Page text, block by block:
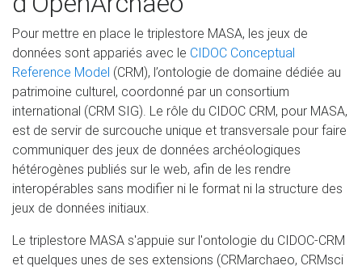
Pour mettre en place le triplestore MASA, les jeux de
données sont appariés avec le CIDOC Conceptual
Reference Model (CRM), l’ontologie de domaine dédiée au
patrimoine culturel, coordonné par un consortium
international (CRM SIG). Le rôle du CIDOC CRM, pour MASA,
est de servir de surcouche unique et transversale pour faire
communiquer des jeux de données archéologiques
hétérogènes publiés sur le web, afin de les rendre
interopérables sans modifier ni le format ni la structure des
jeux de données initiaux.
Le triplestore MASA s'appuie sur l'ontologie du CIDOC-CRM
et quelques unes de ses extensions (CRMarchaeo, CRMsci